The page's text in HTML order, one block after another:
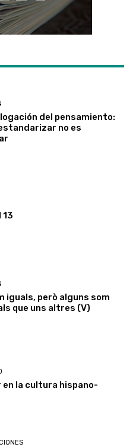
del pensamiento:
no es
iguals, però alguns som
que uns altres (V)
en la cultura hispano-